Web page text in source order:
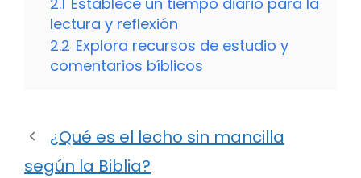
lectura y reflexión
2.2 Explora recursos de estudio y
comentarios bíblicos
¿Qué es el lecho sin mancilla
según la Biblia?